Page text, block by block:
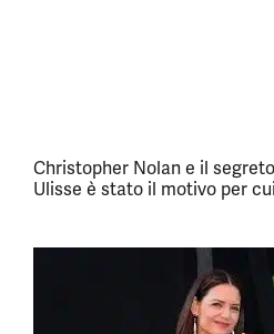
Christopher Nolan e il
Ulisse è stato il motivo per